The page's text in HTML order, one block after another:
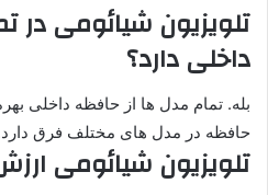
تلویزیون شیائومی در
داخلی دارد؟
بله. تمام مدل ها از حافظه داخلی
حافظه در مدل های مختلف فرق
تلویزیون شیائومی